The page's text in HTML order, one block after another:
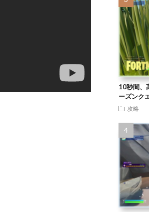
10秒間、
ーズンク
攻略